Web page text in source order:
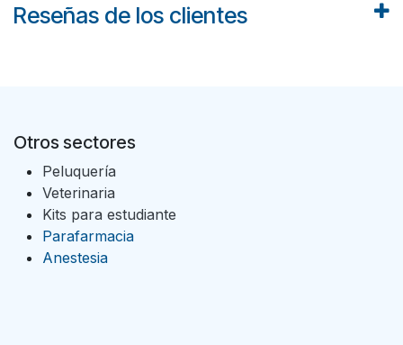
Reseñas de los clientes
Otros sectores
Peluquería
Veterinaria
Kits para estudiante
Parafarmacia
Anestesia